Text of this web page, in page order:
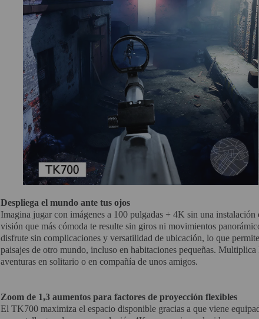
Despliega el mundo ante tus ojos
Imagina jugar con imágenes a 100 pulgadas + 4K sin una
visión que más cómoda te resulte sin giros ni movimientos
disfrute sin complicaciones y versatilidad de ubicación, lo que
paisajes de otro mundo, incluso en habitaciones pequeñas.
aventuras en solitario o en compañía de unos amigos.
Zoom de 1,3 aumentos para factores de proyección flexibles
El TK700 maximiza el espacio disponible gracias a que viene